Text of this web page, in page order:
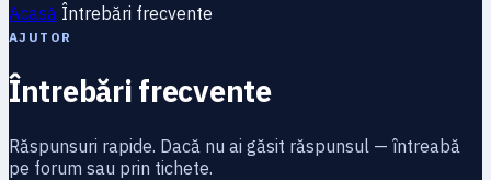
Acasă Întrebări frecvente
AJUTOR
Întrebări frecvente
Răspunsuri rapide. Dacă nu ai găsit răspunsul — întreabă
pe forum sau prin tichete.